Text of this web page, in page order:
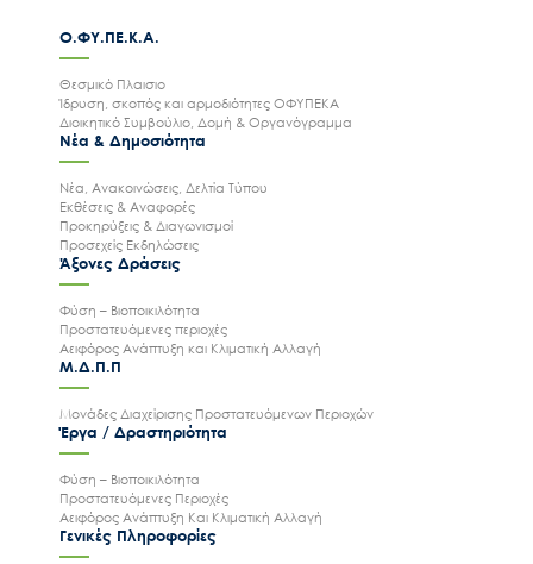
Ο.ΦΥ.ΠΕ.Κ.Α.
Θεσμικό Πλαισιο
Ίδρυση, σκοπός και αρμοδιότητες ΟΦΥΠΕΚΑ
Διοικητικό Συμβούλιο, Δομή & Οργανόγραμμα
Νέα & Δημοσιότητα
Νέα, Ανακοινώσεις, Δελτία Τύπου
Εκθέσεις & Αναφορές
Προκηρύξεις & Διαγωνισμοί
Προσεχείς Εκδηλώσεις
Άξονες Δράσεις
Φύση – Βιοποικιλότητα
Προστατευόμενες περιοχές
Αειφόρος Ανάπτυξη και Κλιματική Αλλαγή
Μ.Δ.Π.Π
Μονάδες Διαχείρισης Προστατευόμενων Περιοχών
Έργα / Δραστηριότητα
Φύση – Βιοποικιλότητα
Προστατευόμενες Περιοχές
Αειφόρος Ανάπτυξη Και Κλιματική Αλλαγή
Γενικές Πληροφορίες